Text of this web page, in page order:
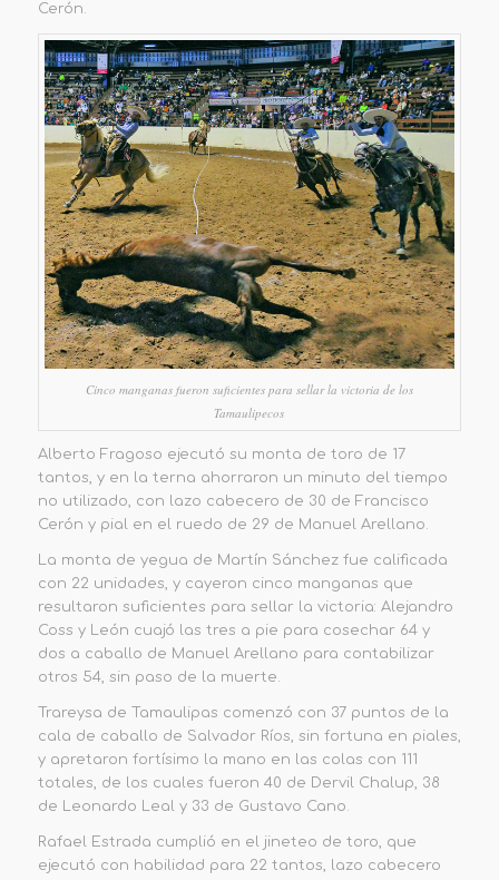
Cerón.
Cinco manganas fueron suficientes para sellar la victoria de los
Tamaulipecos
Alberto Fragoso ejecutó su monta de toro de 17
tantos, y en la terna ahorraron un minuto del tiempo
no utilizado, con lazo cabecero de 30 de Francisco
Cerón y pial en el ruedo de 29 de Manuel Arellano.
La monta de yegua de Martín Sánchez fue calificada
con 22 unidades, y cayeron cinco manganas que
resultaron suficientes para sellar la victoria: Alejandro
Coss y León cuajó las tres a pie para cosechar 64 y
dos a caballo de Manuel Arellano para contabilizar
otros 54, sin paso de la muerte.
Trareysa de Tamaulipas comenzó con 37 puntos de la
cala de caballo de Salvador Ríos, sin fortuna en piales,
y apretaron fortísimo la mano en las colas con 111
totales, de los cuales fueron 40 de Dervil Chalup, 38
de Leonardo Leal y 33 de Gustavo Cano.
Rafael Estrada cumplió en el jineteo de toro, que
ejecutó con habilidad para 22 tantos, lazo cabecero